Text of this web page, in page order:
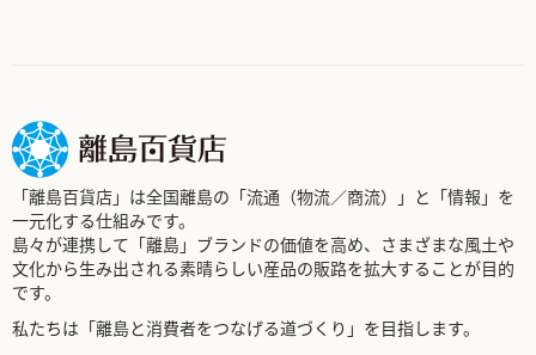
「離島百貨店」は全国離島の「流通（物流／商流）」と「情報」を
一元化する仕組みです。
島々が連携して「離島」ブランドの価値を高め、さまざまな風土や
文化から生み出される素晴らしい産品の販路を拡大することが目的
です。
私たちは「離島と消費者をつなげる道づくり」を目指します。